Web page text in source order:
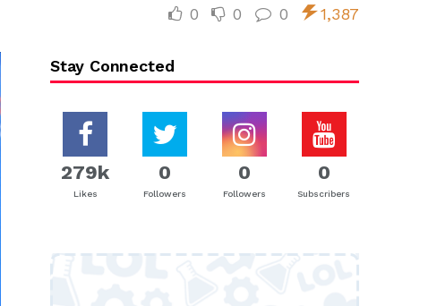
0 0 0 1,387
Stay Connected
279k
Likes
0
Followers
0
Followers
0
Subscribers